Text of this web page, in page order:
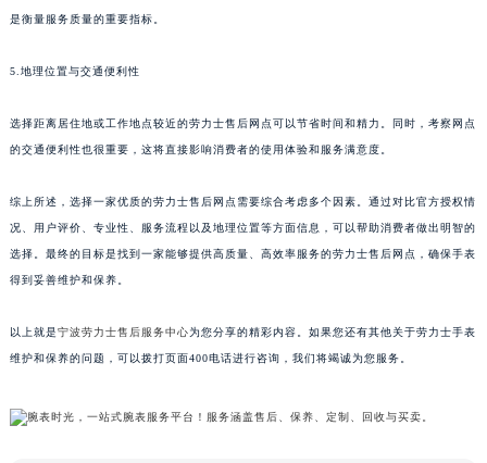
是衡量服务质量的重要指标。
5.地理位置与交通便利性
选择距离居住地或工作地点较近的劳力士售后网点可以节省时间和精力。同时，考察网点
的交通便利性也很重要，这将直接影响消费者的使用体验和服务满意度。
综上所述，选择一家优质的劳力士售后网点需要综合考虑多个因素。通过对比官方授权情
况、用户评价、专业性、服务流程以及地理位置等方面信息，可以帮助消费者做出明智的
选择。最终的目标是找到一家能够提供高质量、高效率服务的劳力士售后网点，确保手表
得到妥善维护和保养。
以上就是宁波劳力士售后服务中心为您分享的精彩内容。如果您还有其他关于劳力士手表
维护和保养的问题，可以拨打页面400电话进行咨询，我们将竭诚为您服务。